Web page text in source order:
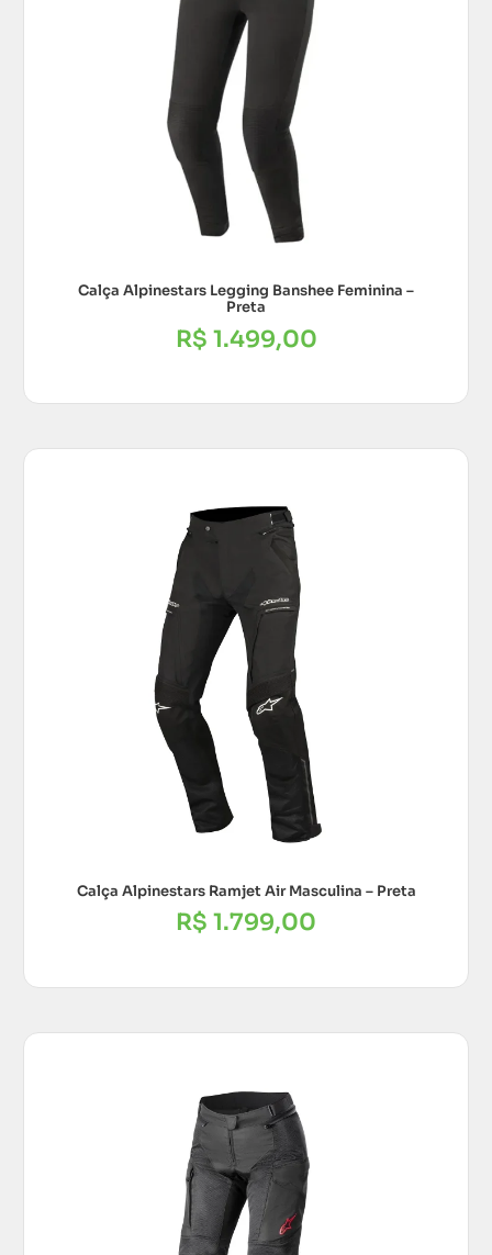
Calça Alpinestars Legging Banshee Feminina –
Preta
R$ 1.499,00
Calça Alpinestars Ramjet Air Masculina – Preta
R$ 1.799,00